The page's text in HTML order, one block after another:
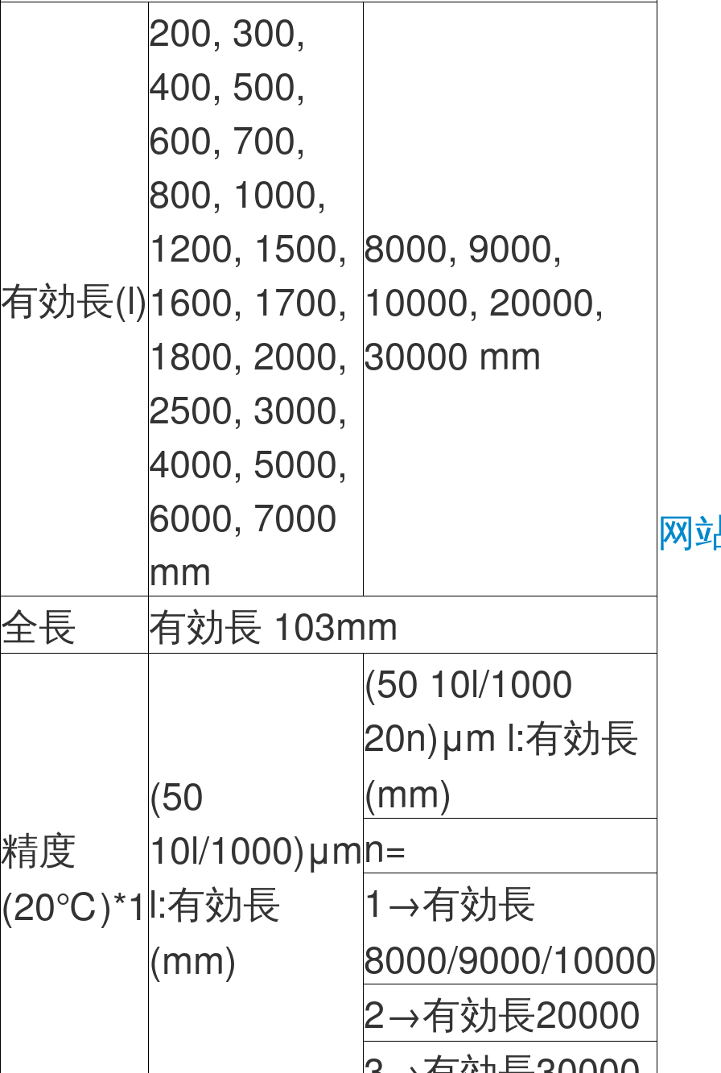
有効長(l)
200, 300,
400, 500,
600, 700,
800, 1000,
1200, 1500,
1600, 1700,
1800, 2000,
2500, 3000,
4000, 5000,
6000, 7000
mm
8000, 9000,
10000, 20000,
30000 mm
全長 有効長 103mm
精度
(20℃)*1
(50
10l/1000)μm
l:有効長
(mm)
(50 10l/1000
20n)μm l:有効長
(mm)
n=
1→有効長
8000/9000/10000
2→有効長20000
网